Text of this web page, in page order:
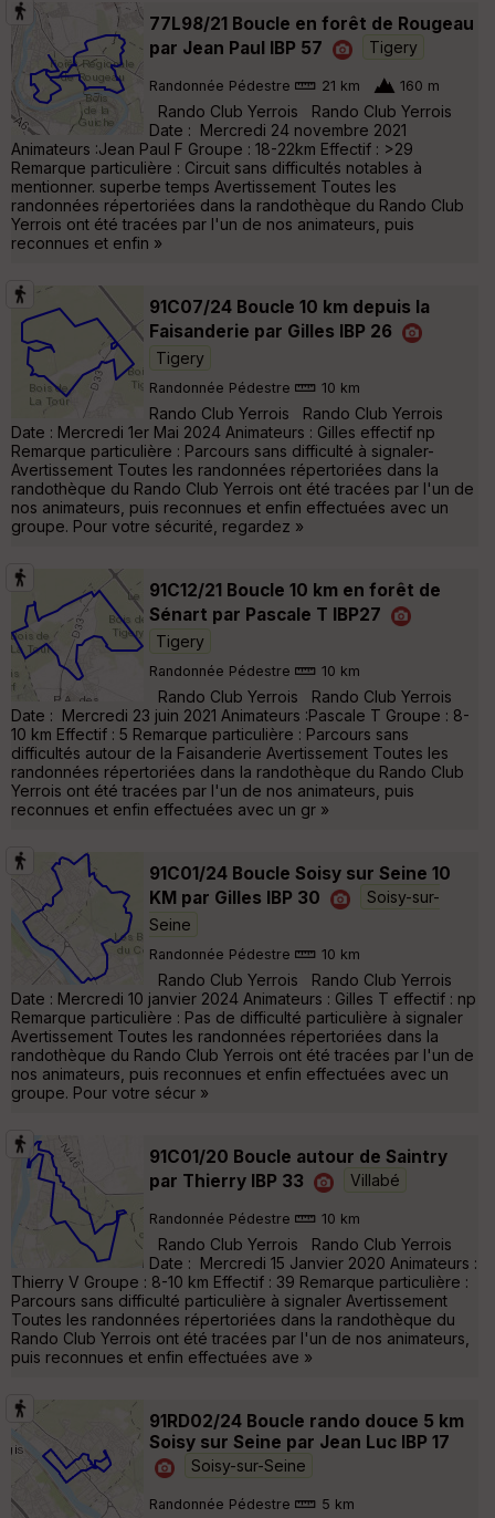
77L98/21 Boucle en forêt de Rougeau
par Jean Paul IBP 57
Tigery
Randonnée Pédestre 21 km 160 m
Rando Club Yerrois Rando Club Yerrois
Date : Mercredi 24 novembre 2021
Animateurs :Jean Paul F Groupe : 18-22km Effectif : >29
Remarque particulière : Circuit sans difficultés notables à
mentionner. superbe temps Avertissement Toutes les
randonnées répertoriées dans la randothèque du Rando Club
Yerrois ont été tracées par l'un de nos animateurs, puis
reconnues et enfin »
91C07/24 Boucle 10 km depuis la
Faisanderie par Gilles IBP 26
Tigery
Randonnée Pédestre 10 km
Rando Club Yerrois Rando Club Yerrois
Date : Mercredi 1er Mai 2024 Animateurs : Gilles effectif np
Remarque particulière : Parcours sans difficulté à signaler-
Avertissement Toutes les randonnées répertoriées dans la
randothèque du Rando Club Yerrois ont été tracées par l'un de
nos animateurs, puis reconnues et enfin effectuées avec un
groupe. Pour votre sécurité, regardez »
91C12/21 Boucle 10 km en forêt de
Sénart par Pascale T IBP27
Tigery
Randonnée Pédestre 10 km
Rando Club Yerrois Rando Club Yerrois
Date : Mercredi 23 juin 2021 Animateurs :Pascale T Groupe : 8-
10 km Effectif : 5 Remarque particulière : Parcours sans
difficultés autour de la Faisanderie Avertissement Toutes les
randonnées répertoriées dans la randothèque du Rando Club
Yerrois ont été tracées par l'un de nos animateurs, puis
reconnues et enfin effectuées avec un gr »
91C01/24 Boucle Soisy sur Seine 10
KM par Gilles IBP 30
Soisy-sur-
Seine
Randonnée Pédestre 10 km
Rando Club Yerrois Rando Club Yerrois
Date : Mercredi 10 janvier 2024 Animateurs : Gilles T effectif : np
Remarque particulière : Pas de difficulté particulière à signaler
Avertissement Toutes les randonnées répertoriées dans la
randothèque du Rando Club Yerrois ont été tracées par l'un de
nos animateurs, puis reconnues et enfin effectuées avec un
groupe. Pour votre sécur »
91C01/20 Boucle autour de Saintry
par Thierry IBP 33
Villabé
Randonnée Pédestre 10 km
Rando Club Yerrois Rando Club Yerrois
Date : Mercredi 15 Janvier 2020 Animateurs :
Thierry V Groupe : 8-10 km Effectif : 39 Remarque particulière :
Parcours sans difficulté particulière à signaler Avertissement
Toutes les randonnées répertoriées dans la randothèque du
Rando Club Yerrois ont été tracées par l'un de nos animateurs,
puis reconnues et enfin effectuées ave »
91RD02/24 Boucle rando douce 5 km
Soisy sur Seine par Jean Luc IBP 17
Soisy-sur-Seine
Randonnée Pédestre 5 km